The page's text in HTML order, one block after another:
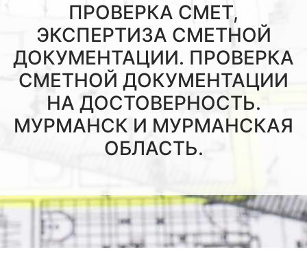
ПРОВЕРКА СМЕТ,
ЭКСПЕРТИЗА СМЕТНОЙ
ДОКУМЕНТАЦИИ. ПРОВЕРКА
СМЕТНОЙ ДОКУМЕНТАЦИИ
НА ДОСТОВЕРНОСТЬ.
МУРМАНСК И МУРМАНСКАЯ
ОБЛАСТЬ.